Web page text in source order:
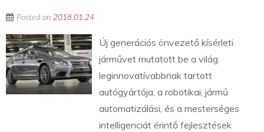
Posted on 2018.01.24
Új generációs önvezető kísérleti
járművet mutatott be a világ
leginnovatívabbnak tartott
autógyártója, a robotikai, jármű
automatizálási, és a mesterséges
intelligenciát érintő fejlesztések